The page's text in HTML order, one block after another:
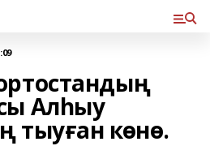
Алhыу
тыуған көнө.